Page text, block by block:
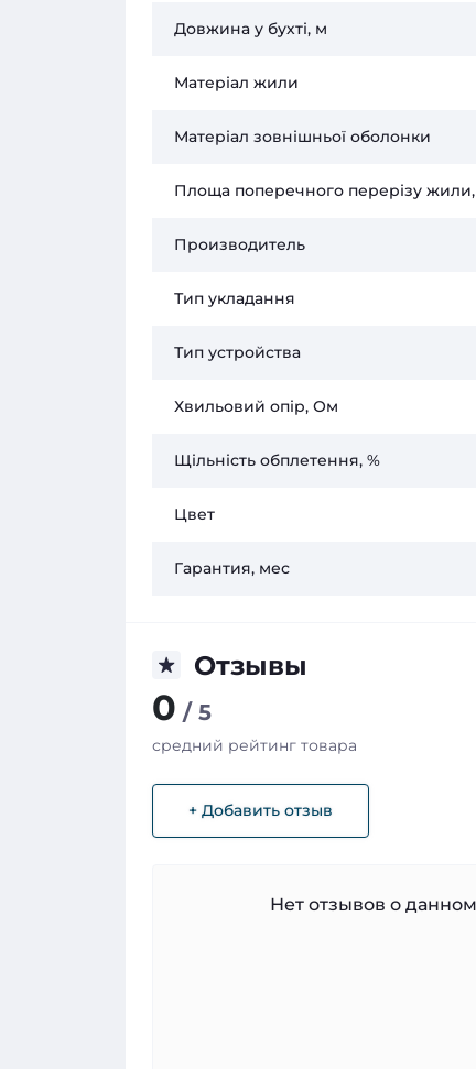
Довжина у бухті, м
Матеріал жили
Матеріал зовнішньої оболонки
Площа поперечного перерізу
Производитель
Тип укладання
Тип устройства
Хвильовий опір, Ом
Щільність обплетення, %
Цвет
Гарантия, мес
Отзывы
0 / 5
средний рейтинг товара
+ Добавить отзыв
Нет отзывов о